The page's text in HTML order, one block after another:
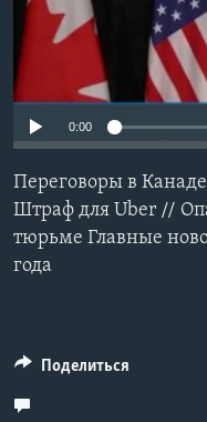
Learning English
СОЦИАЛЬНЫЕ СЕТИ
Языки
No media
0:00
Переговоры в
Штраф для Uber //
тюрьме Главные
года
Поделиться